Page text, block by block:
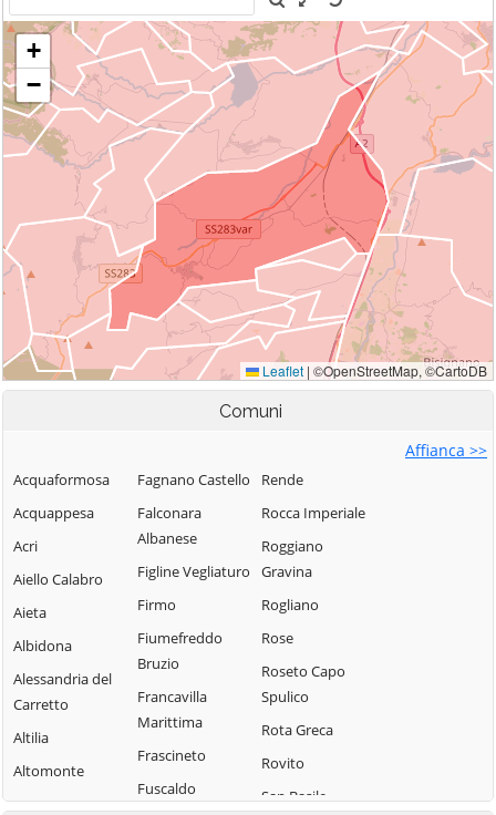
Comuni
Affianca >>
Acquaformosa
Acquappesa
Acri
Aiello Calabro
Aieta
Albidona
Alessandria del
Carretto
Altilia
Altomonte
Amantea
Fagnano Castello
Falconara
Albanese
Figline Vegliaturo
Firmo
Fiumefreddo
Bruzio
Francavilla
Marittima
Frascineto
Fuscaldo
Rende
Rocca Imperiale
Roggiano
Gravina
Rogliano
Rose
Roseto Capo
Spulico
Rota Greca
Rovito
San Basile